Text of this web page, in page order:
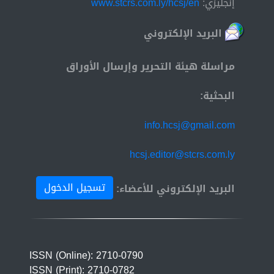
البريد الإلكتروني
مراسلة هيئة التحرير وإرسال الأوراق
البحثية:
info.hcsj@gmail.com
hcsj.editor@stcrs.com.ly
البريد الإلكتروني للأعضاء:
تسجيل الدخول
ISSN (Online): 2710-0790
ISSN (Print): 2710-0782